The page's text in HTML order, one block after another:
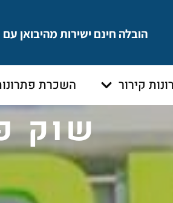
הובלה חינם ישירות מהיבואן
קירור השכרת
שוק